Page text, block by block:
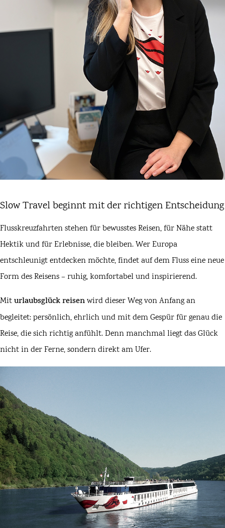
Slow Travel beginnt mit der richtigen Entscheidung
Flusskreuzfahrten stehen für bewusstes Reisen, für Nähe statt
Hektik und für Erlebnisse, die bleiben. Wer Europa
entschleunigt entdecken möchte, findet auf dem Fluss eine neue
Form des Reisens – ruhig, komfortabel und inspirierend.
Miturlaubsglück reisenwird dieser Weg von Anfang an
begleitet: persönlich, ehrlich und mit dem Gespür für genau die
Reise, die sich richtig anfühlt. Denn manchmal liegt das Glück
nicht in der Ferne, sondern direkt am Ufer.